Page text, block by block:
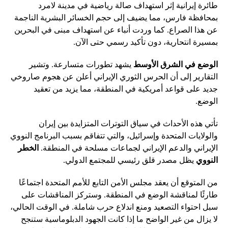
طائرة إيرانية إثر استهداف صالة رياضية في مدينة لامرد
بمحافظة فارس، مما يضيف إلى حجم الخسائر البشرية الناجمة
عن هذا الصراع. كما وردت أنباء عن استهداف مبنى في البحرين
بمسيرة انتحارية، دون تأكيد رسمي حتى الآن.
الوضع في الشرق الأوسط يشهد تطورات متسارعة. وتشير
التقارير إلى أن الحرس الثوري الإيراني أعلن عن هجوم صاروخي
جديد على قواعد أمريكية في المنطقة، مما يزيد من تعقيد
الوضع.
تأتي هذه الأحداث في سياق التوترات المتزايدة بين إيران
والولايات المتحدة وإسرائيل، والتي تتفاقم بسبب البرنامج النووي
الإيراني والدعم الإيراني لجماعات مسلحة في المنطقة. الخطر
النووي يظل مصدر قلق رئيسي للمجتمع الدولي.
من المتوقع أن يعقد مجلس الأمن التابع للأمم المتحدة اجتماعًا
طارئًا لمناقشة الوضع في المنطقة. وستركز المناقشات على
سبل احتواء التصعيد ومنع اندلاع حرب شاملة. في الوقت الحالي،
لا يزال من غير الواضح ما إذا كانت الجهود الدبلوماسية ستنجح